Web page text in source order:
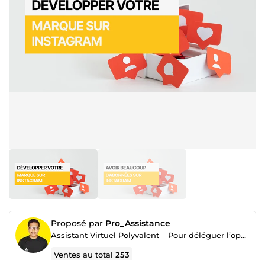
Proposé par Pro_Assistance
Assistant Virtuel Polyvalent – Pour déléguer l’opérationnel et gagner du temps au quotidien.
Ventes au total253